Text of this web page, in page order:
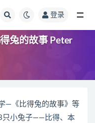
登录
兔的故事 Peter
—《比得兔的故事》等
只小兔子——比得、本